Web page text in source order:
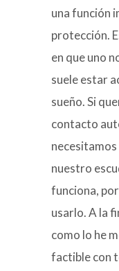
una función
protección.
en que uno
suele estar
sueño. Si
contacto
nuestro
funciona,
usarlo. A la
como lo he
factible con